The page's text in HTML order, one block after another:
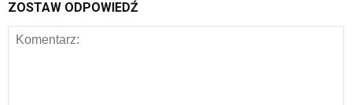
ZOSTAW ODPOWIEDŹ